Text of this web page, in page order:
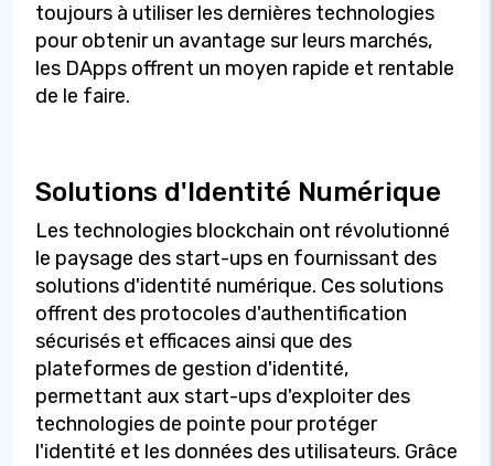
toujours à utiliser les dernières technologies
pour obtenir un avantage sur leurs marchés,
les DApps offrent un moyen rapide et rentable
de le faire.
Solutions d'Identité Numérique
Les technologies blockchain ont révolutionné
le paysage des start-ups en fournissant des
solutions d'identité numérique. Ces solutions
offrent des protocoles d'authentification
sécurisés et efficaces ainsi que des
plateformes de gestion d'identité,
permettant aux start-ups d'exploiter des
technologies de pointe pour protéger
l'identité et les données des utilisateurs. Grâce